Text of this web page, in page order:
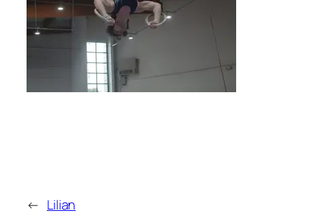
← Lilian